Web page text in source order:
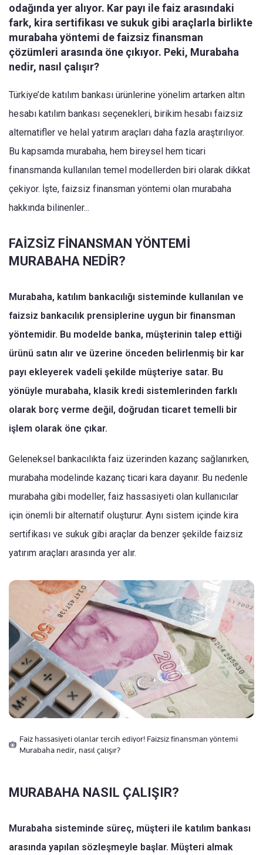
odağında yer alıyor. Kar payı ile faiz arasındaki
fark, kira sertifikası ve sukuk gibi araçlarla birlikte
murabaha yöntemi de faizsiz finansman
çözümleri arasında öne çıkıyor. Peki, Murabaha
nedir, nasıl çalışır?
Türkiye’de katılım bankası ürünlerine yönelim artarken altın
hesabı katılım bankası seçenekleri, birikim hesabı faizsiz
alternatifler ve helal yatırım araçları daha fazla araştırılıyor.
Bu kapsamda murabaha, hem bireysel hem ticari
finansmanda kullanılan temel modellerden biri olarak dikkat
çekiyor. İşte, faizsiz finansman yöntemi olan murabaha
hakkında bilinenler...
FAİZSİZ FİNANSMAN YÖNTEMİ
MURABAHA NEDİR?
Murabaha, katılım bankacılığı sisteminde kullanılan ve
faizsiz bankacılık prensiplerine uygun bir finansman
yöntemidir. Bu modelde banka, müşterinin talep ettiği
ürünü satın alır ve üzerine önceden belirlenmiş bir kar
payı ekleyerek vadeli şekilde müşteriye satar. Bu
yönüyle murabaha, klasik kredi sistemlerinden farklı
olarak borç verme değil, doğrudan ticaret temelli bir
işlem olarak öne çıkar.
Geleneksel bankacılıkta faiz üzerinden kazanç sağlanırken,
murabaha modelinde kazanç ticari kara dayanır. Bu nedenle
murabaha gibi modeller, faiz hassasiyeti olan kullanıcılar
için önemli bir alternatif oluşturur. Aynı sistem içinde kira
sertifikası ve sukuk gibi araçlar da benzer şekilde faizsiz
yatırım araçları arasında yer alır.
Faiz hassasiyeti olanlar tercih ediyor! Faizsiz finansman yöntemi
Murabaha nedir, nasıl çalışır?
MURABAHA NASIL ÇALIŞIR?
Murabaha sisteminde süreç, müşteri ile katılım bankası
arasında yapılan sözleşmeyle başlar. Müşteri almak